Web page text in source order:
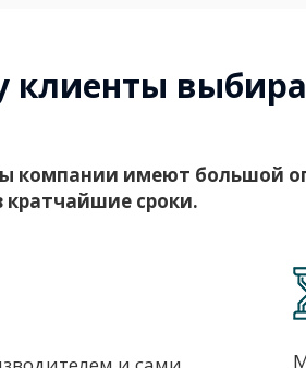
клиенты
компании имеют большой
кратчайшие сроки.